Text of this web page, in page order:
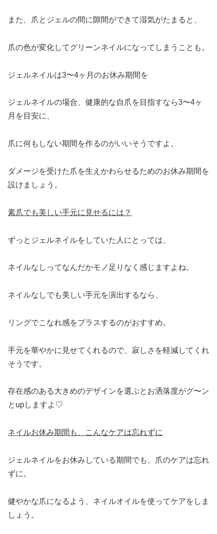
また、爪とジェルの間に隙間ができて湿気がたまると、
爪の色が変化してグリーンネイルになってしまうことも。
ジェルネイルは3〜4ヶ月のお休み期間を
ジェルネイルの場合、健康的な自爪を目指すなら3〜4ヶ
月を目安に、
爪に何もしない期間を作るのがいいそうですよ。
ダメージを受けた爪を生えかわらせるためのお休み期間を
設けましょう。
素爪でも美しい手元に見せるには？
ずっとジェルネイルをしていた人にとっては、
ネイルなしってなんだかモノ足りなく感じますよね。
ネイルなしでも美しい手元を演出するなら、
リングでこなれ感をプラスするのがおすすめ。
手元を華やかに見せてくれるので、寂しさを軽減してくれ
そうです。
存在感のある大きめのデザインを選ぶとお洒落度がグ〜ン
とupしますよ♡
ネイルお休み期間も、こんなケアは忘れずに
ジェルネイルをお休みしている期間でも、爪のケアは忘れ
ずに。
健やかな爪になるよう、ネイルオイルを使ってケアをしま
しょう。